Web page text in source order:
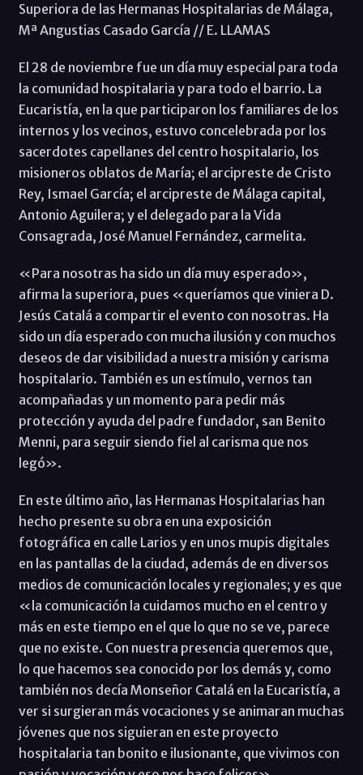
Superiora de las Hermanas Hospitalarias de Málaga,
Mª Angustias Casado García // E. LLAMAS
El 28 de noviembre fue un día muy especial para toda
la comunidad hospitalaria y para todo el barrio. La
Eucaristía, en la que participaron los familiares de los
internos y los vecinos, estuvo concelebrada por los
sacerdotes capellanes del centro hospitalario, los
misioneros oblatos de María; el arcipreste de Cristo
Rey, Ismael García; el arcipreste de Málaga capital,
Antonio Aguilera; y el delegado para la Vida
Consagrada, José Manuel Fernández, carmelita.
«Para nosotras ha sido un día muy esperado»,
afirma la superiora, pues «queríamos que viniera D.
Jesús Catalá a compartir el evento con nosotras. Ha
sido un día esperado con mucha ilusión y con muchos
deseos de dar visibilidad a nuestra misión y carisma
hospitalario. También es un estímulo, vernos tan
acompañadas y un momento para pedir más
protección y ayuda del padre fundador, san Benito
Menni, para seguir siendo fiel al carisma que nos
legó».
En este último año, las Hermanas Hospitalarias han
hecho presente su obra en una exposición
fotográfica en calle Larios y en unos mupis digitales
en las pantallas de la ciudad, además de en diversos
medios de comunicación locales y regionales; y es que
«la comunicación la cuidamos mucho en el centro y
más en este tiempo en el que lo que no se ve, parece
que no existe. Con nuestra presencia queremos que,
lo que hacemos sea conocido por los demás y, como
también nos decía Monseñor Catalá en la Eucaristía, a
ver si surgieran más vocaciones y se animaran muchas
jóvenes que nos siguieran en este proyecto
hospitalaria tan bonito e ilusionante, que vivimos con